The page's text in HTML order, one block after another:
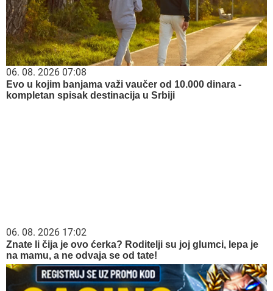
06. 08. 2026 07:08
Evo u kojim banjama važi vaučer od 10.000 dinara -
kompletan spisak destinacija u Srbiji
06. 08. 2026 17:02
Znate li čija je ovo ćerka? Roditelji su joj glumci, lepa je
na mamu, a ne odvaja se od tate!